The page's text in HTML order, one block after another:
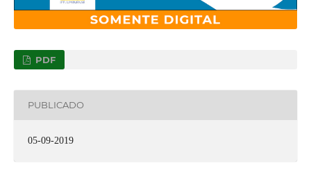
PDF
PUBLICADO
05-09-2019